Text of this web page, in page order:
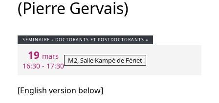
(Pierre Gervais)
SÉMINAIRE « DOCTORANTS ET POSTDOCTORANTS »
19 mars
16:30 - 17:30
M2, Salle Kampé de Fériet
[English version below]